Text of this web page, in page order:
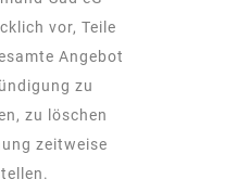
vor, Teile
Angebot
zu
zu löschen
zeitweise